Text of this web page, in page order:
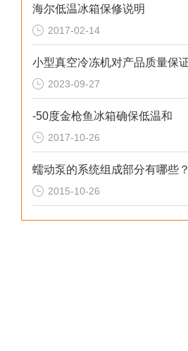
海尔低温冰箱保修说明
2017-02-14
2023-09-27
-50度金枪鱼冰箱确保低温和
2017-10-26
蠕动泵的系统组成部分有哪些？
2015-10-26